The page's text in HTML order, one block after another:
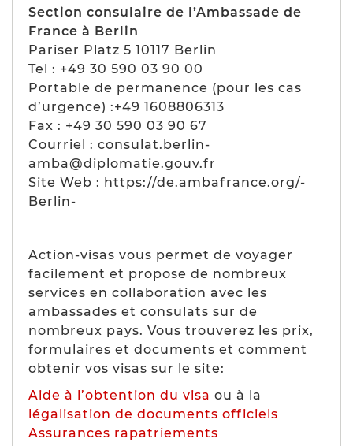
Section consulaire de l’Ambassade de
France à Berlin
Pariser Platz 5 10117 Berlin
Tel : +49 30 590 03 90 00
Portable de permanence (pour les cas
d’urgence) :+49 1608806313
Fax : +49 30 590 03 90 67
Courriel : consulat.berlin-
amba@diplomatie.gouv.fr
Site Web : https://de.ambafrance.org/-
Berlin-
Action-visas vous permet de voyager
facilement et propose de nombreux
services en collaboration avec les
ambassades et consulats sur de
nombreux pays. Vous trouverez les prix,
formulaires et documents et comment
obtenir vos visas sur le site:
Aide à l’obtention du visa ou à la
légalisation de documents officiels
Assurances rapatriements